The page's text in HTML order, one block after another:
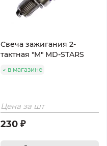
Свеча зажигания 2-
тактная "M" MD-STARS
в магазине
Цена за шт
230 ₽